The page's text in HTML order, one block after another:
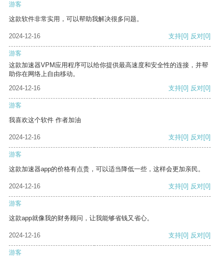
游客
这款软件非常实用，可以帮助我解决很多问题。
2024-12-16 支持[0] 反对[0]
游客
这款加速器VPM应用程序可以给你提供最高速度和安全性的连接，并帮
助你在网络上自由移动。
2024-12-16
支持[0] 反对[0]
游客
我喜欢这个软件 作者加油
2024-12-16 支持[0] 反对[0]
游客
这款加速器app的价格有点贵，可以适当降低一些，这样会更加亲民。
2024-12-16 支持[0] 反对[0]
游客
这款app就像我的财务顾问，让我能够省钱又省心。
2024-12-16 支持[0] 反对[0]
游客